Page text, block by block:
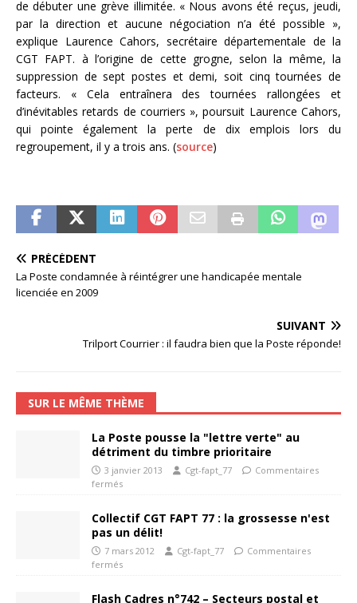
de débuter une grève illimitée. « Nous avons été reçus, jeudi,
par la direction et aucune négociation n’a été possible »,
explique Laurence Cahors, secrétaire départementale de la
CGT FAPT. à l’origine de cette grogne, selon la même, la
suppression de sept postes et demi, soit cinq tournées de
facteurs. « Cela entraînera des tournées rallongées et
d’inévitables retards de courriers », poursuit Laurence Cahors,
qui pointe également la perte de dix emplois lors du
regroupement, il y a trois ans. (source)
PRÉCÉDENT
La Poste condamnée à réintégrer une handicapée mentale
licenciée en 2009
SUIVANT
Trilport Courrier : il faudra bien que la Poste réponde!
SUR LE MÊME THÈME
La Poste pousse la "lettre verte" au
détriment du timbre prioritaire
3 janvier 2013 Cgt-fapt_77
Commentaires
fermés
Collectif CGT FAPT 77 : la grossesse n'est
pas un délit!
7 mars 2012 Cgt-fapt_77
Commentaires
fermés
Flash Cadres n°742 – Secteurs postal et